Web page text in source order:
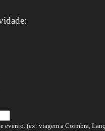
evento. (ex: viagem a Coimbra,